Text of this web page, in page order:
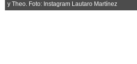
y Theo. Foto: Instagram Lautaro Martínez